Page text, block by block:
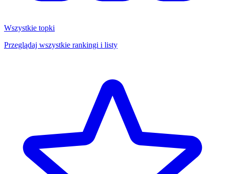
Wszystkie topki
Przeglądaj wszystkie rankingi i listy